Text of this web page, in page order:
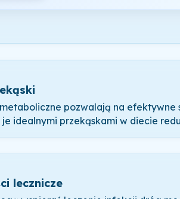
pozwalają na efektywne
idealnymi przekąskami w diecie
lecznicze